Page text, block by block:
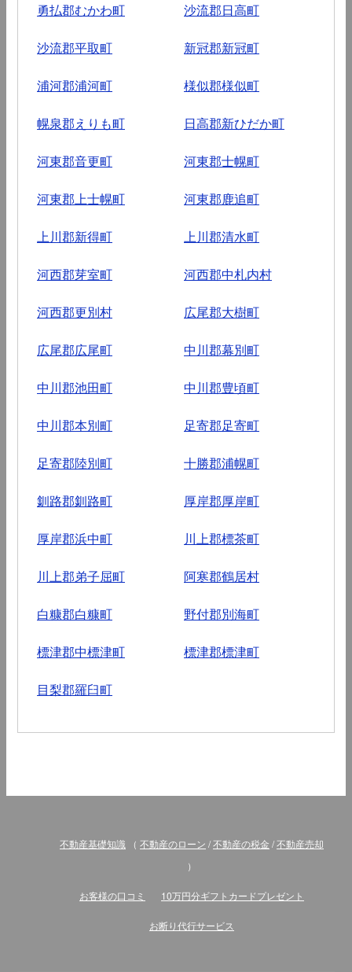
勇払郡むかわ町 沙流郡日高町
沙流郡平取町 新冠郡新冠町
浦河郡浦河町 様似郡様似町
幌泉郡えりも町 日高郡新ひだか町
河東郡音更町 河東郡士幌町
河東郡上士幌町 河東郡鹿追町
上川郡新得町 上川郡清水町
河西郡芽室町 河西郡中札内村
河西郡更別村 広尾郡大樹町
広尾郡広尾町 中川郡幕別町
中川郡池田町 中川郡豊頃町
中川郡本別町 足寄郡足寄町
足寄郡陸別町 十勝郡浦幌町
釧路郡釧路町 厚岸郡厚岸町
厚岸郡浜中町 川上郡標茶町
川上郡弟子屈町 阿寒郡鶴居村
白糠郡白糠町 野付郡別海町
標津郡中標津町 標津郡標津町
目梨郡羅臼町
不動産基礎知識 （ 不動産のローン /不動産の税金 /不動産売却
）
お客様の口コミ 10万円分ギフトカードプレゼント
お断り代行サービス